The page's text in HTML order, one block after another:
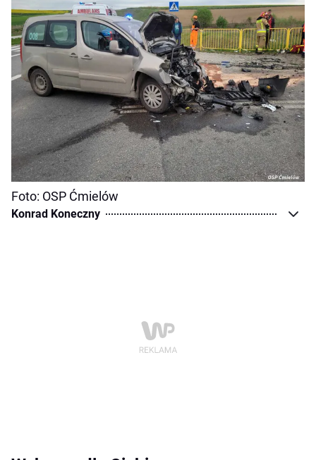
Foto: OSP Ćmielów
Konrad Koneczny